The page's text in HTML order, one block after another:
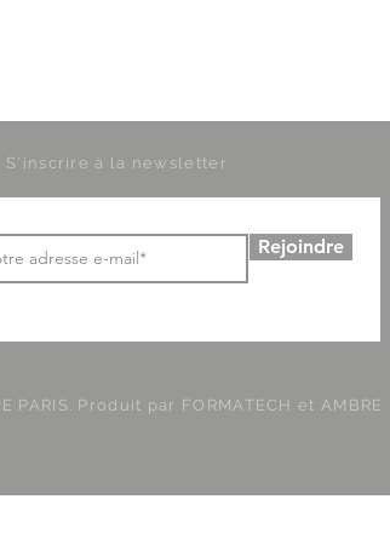
S'inscrire à la newsletter
Rejoindre
PARIS. Produit par FORMATECH et AMBRE